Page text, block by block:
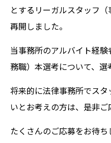
とするリーガルスタッフ
再開しました。
当事務所のアルバイト経
務職）本選考について、選
将来的に法律事務所でス
いとお考えの方は、是非ご
たくさんのご応募をお待ち